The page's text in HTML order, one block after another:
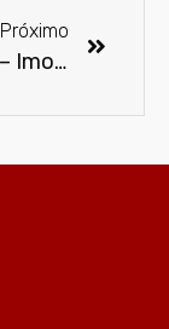
Próximo
Wolverine – Imortal terá versão uncut